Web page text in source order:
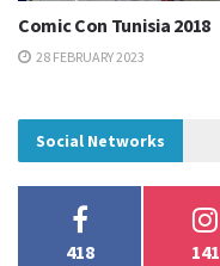
Comic Con Tunisia 2018
28 FEBRUARY 2023
Social Networks
418 141